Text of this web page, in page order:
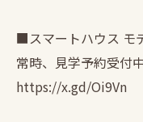
■スマートハウス モ
常時、見学予約受付
https://x.gd/Oi9Vn